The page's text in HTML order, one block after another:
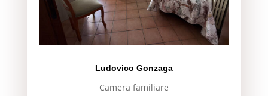
Ludovico Gonzaga
Camera familiare